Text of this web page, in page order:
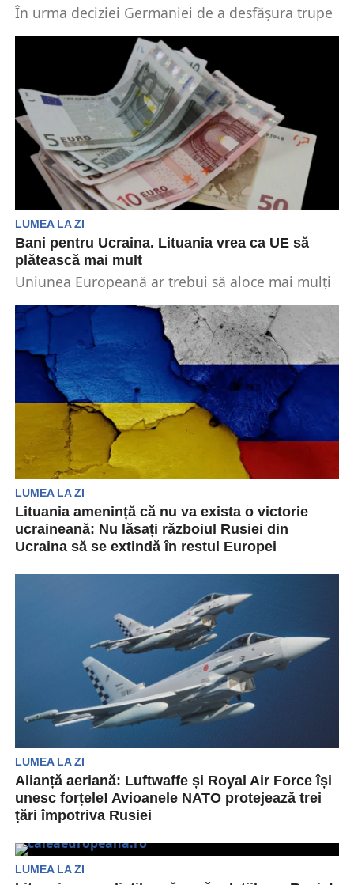
În urma deciziei Germaniei de a desfășura trupe
LUMEA LA ZI
Bani pentru Ucraina. Lituania vrea ca UE să
plătească mai mult
Uniunea Europeană ar trebui să aloce mai mulți
LUMEA LA ZI
Lituania amenință că nu va exista o victorie
ucraineană: Nu lăsați războiul Rusiei din
Ucraina să se extindă în restul Europei
de alarmă cu privire la pericolul...
LUMEA LA ZI
Alianță aeriană: Luftwaffe și Royal Air Force își
unesc forțele! Avioanele NATO protejează trei
țări împotriva Rusiei
împreună spațiul aerian deasupra a trei țări care
se învecinează...
LUMEA LA ZI